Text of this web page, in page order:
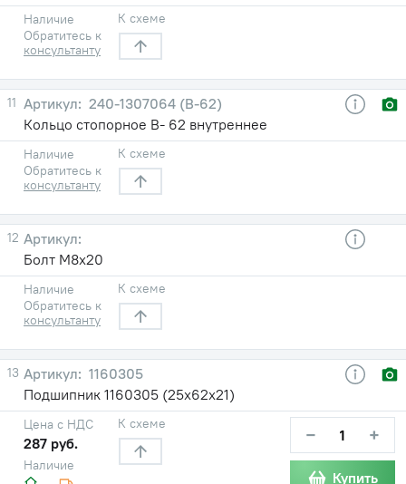
Наличие
Обратитесь к
консультанту
К схеме
11
240-1307064 (В-62)
Кольцо стопорное В- 62 внутреннее
Наличие
Обратитесь к
консультанту
К схеме
12
Болт М8х20
Наличие
Обратитесь к
консультанту
К схеме
13
1160305
Подшипник 1160305 (25х62х21)
Наличие
Цена с НДС
287 руб.
К схеме − +
Купить